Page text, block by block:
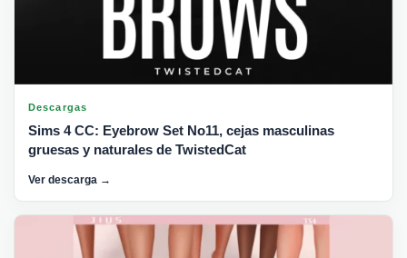
Descargas
Sims 4 CC: Eyebrow Set No11, cejas masculinas
gruesas y naturales de TwistedCat
Ver descarga →